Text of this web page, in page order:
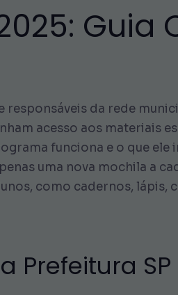
Guia
da rede
acesso aos materiais
funciona e o que ele
uma nova mochila a
como cadernos, lápis,
SP